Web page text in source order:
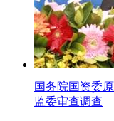
国务院国资委
监委审查调查